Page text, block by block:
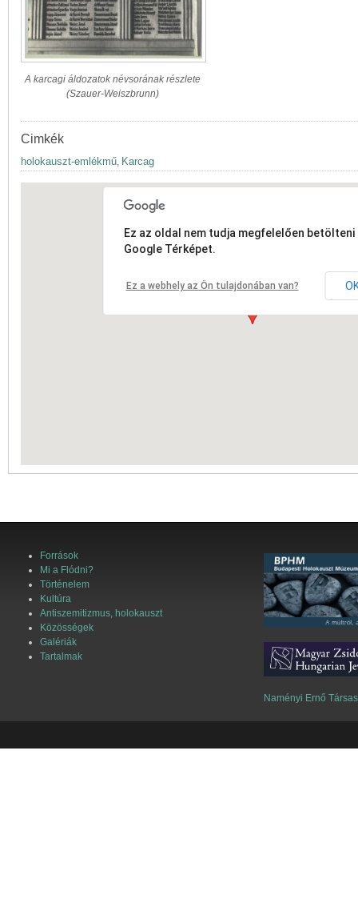
A karcagi áldozatok névsorának részlete
(Szauer-Weiszbrunn)
Cimkék
holokauszt-emlékmű, Karcag
Ez az oldal nem tudja megfelelően betölteni
Google Térképet.
Ez a webhely az Ön tulajdonában van?
Források
Mi a Flódni?
Történelem
Kultúra
Antiszemitizmus, holokauszt
Közösségek
Galériák
Tartalmak
Naményi Ernő